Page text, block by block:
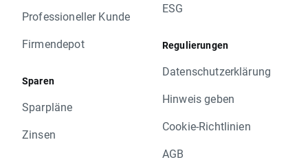
Professioneller Kunde
Firmendepot
Sparen
Sparpläne
Zinsen
ESG
Regulierungen
Datenschutzerklärung
Hinweis geben
Cookie-Richtlinien
AGB